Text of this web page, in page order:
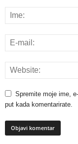
Spremite moje ime,
put kada komentarirate.